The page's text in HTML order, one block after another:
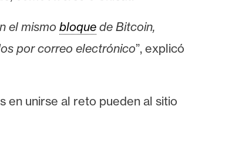
el mismo bloque de Bitcoin,
por correo electrónico”, explicó
en unirse al reto pueden al sitio